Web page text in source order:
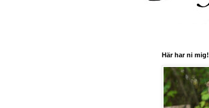
Här har ni mig!